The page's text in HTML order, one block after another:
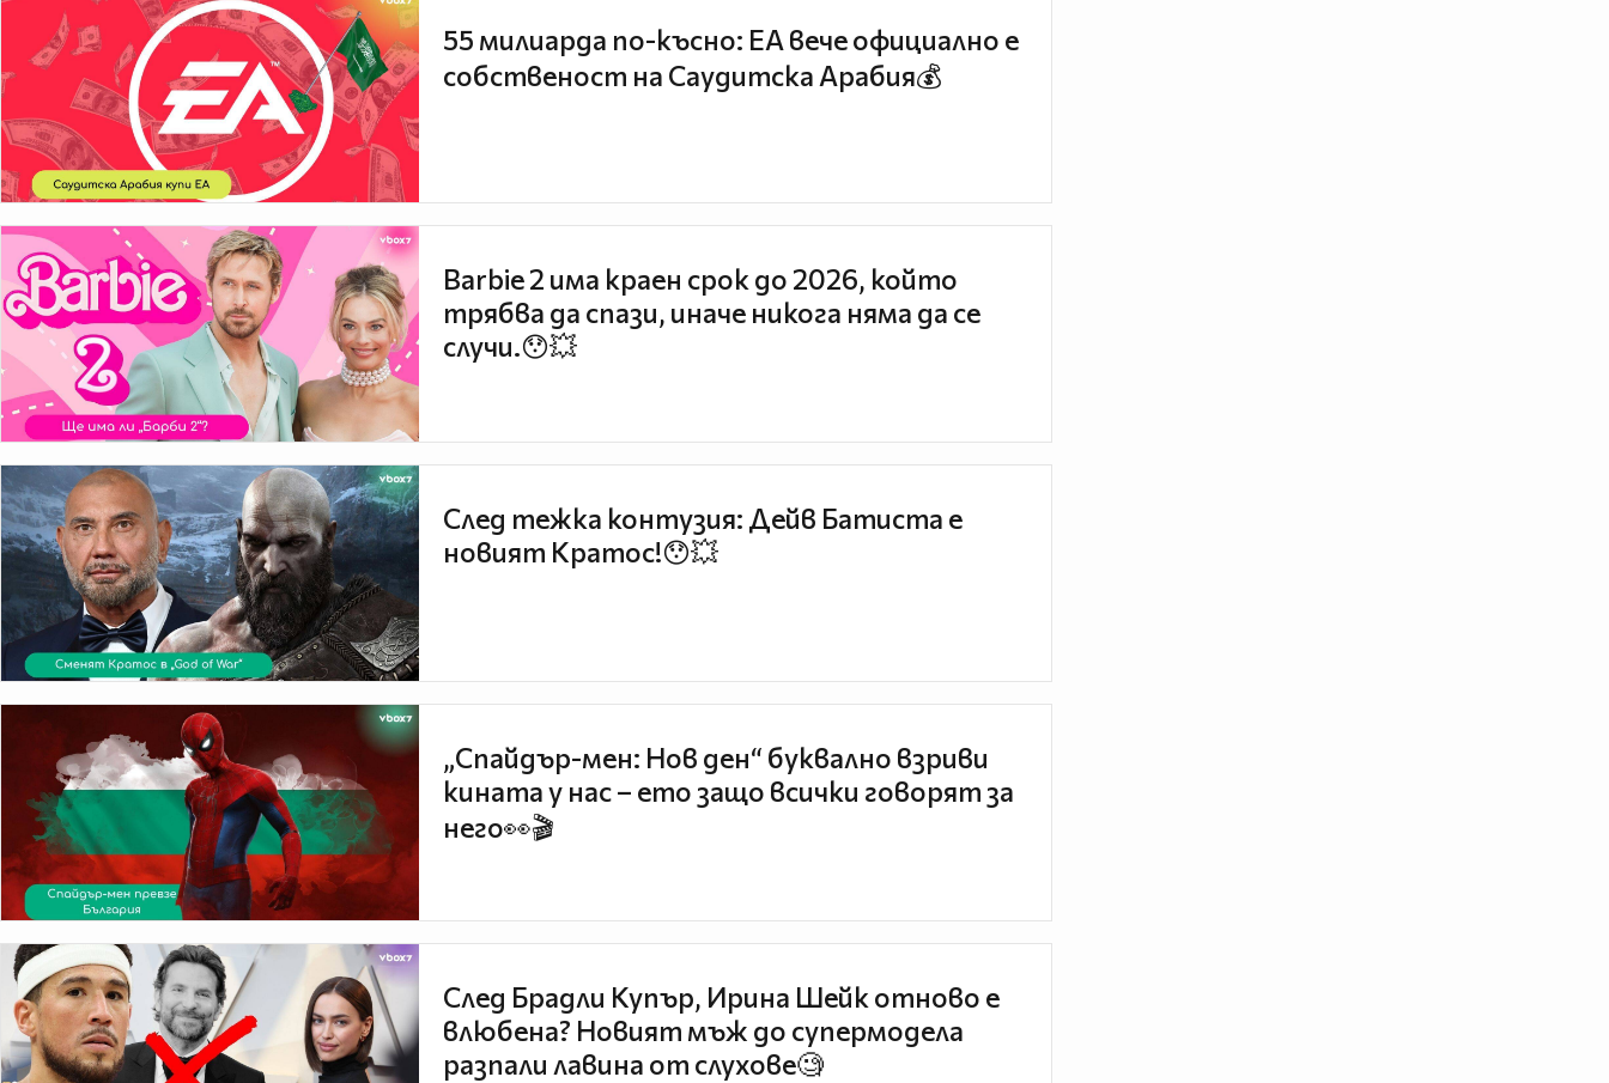
55 милиарда по-късно: EA вече официално е
собственост на Саудитска Арабия💰
Barbie 2 има краен срок до 2026, който
трябва да спази, иначе никога няма да се
случи.😯💥
След тежка контузия: Дейв Батиста е
новият Кратос!😯💥
„Спайдър-мен: Нов ден“ буквално взриви
кината у нас – ето защо всички говорят за
него👀🎬
След Брадли Купър, Ирина Шейк отново е
влюбена? Новият мъж до супермодела
разпали лавина от слухове🧐